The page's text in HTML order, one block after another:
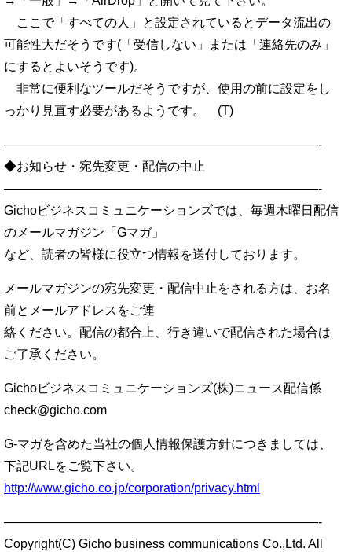
ここで「すべての人」と設定されているとデータ流出の
可能性大だそうです(「受信しない」または「連絡先のみ」
にするとよいそうです)。
非常に便利なツールだそうですが、使用の前に設定をし
っかり見直す必要があるようです。 (T)
—————————————————————————-
◆お知らせ・宛先変更・配信の中止
—————————————————————————-
Gichoビジネスコミュニケーションズでは、毎週木曜日配信
のメールマガジン「Gマガ」
など、読者の皆様に役立つ情報を送付しております。
メールマガジンの宛先変更・配信中止をされる方は、お名
前とメールアドレスをご連
絡ください。配信の都合上、行き違いで配信された場合は
ご了承ください。
Gichoビジネスコミュニケーションズ(株)ニュース配信係
check@gicho.com
G-マガを含めた当社の個人情報保護方針につきましては、
下記URLをご覧下さい。
http://www.gicho.co.jp/corporation/privacy.html
—————————————————————————-
Copyright(C) Gicho business communications Co.,Ltd. All